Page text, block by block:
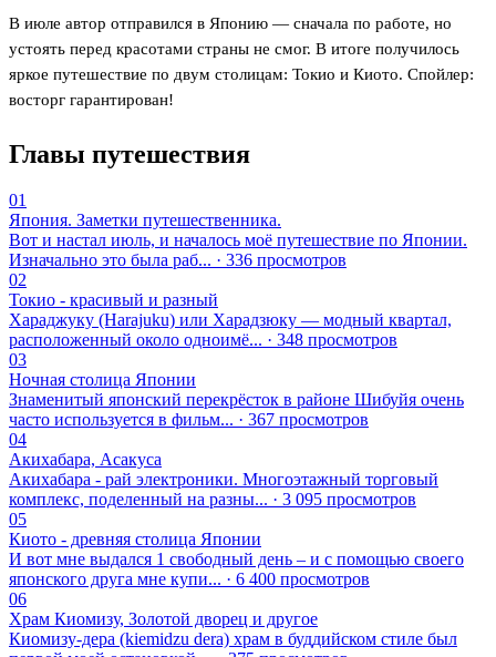
В июле автор отправился в Японию — сначала по работе, но
устоять перед красотами страны не смог. В итоге получилось
яркое путешествие по двум столицам: Токио и Киото. Спойлер:
восторг гарантирован!
Главы путешествия
01
Япония. Заметки путешественника.
Вот и настал июль, и началось моё путешествие по Японии.
Изначально это была раб... · 336 просмотров
02
Токио - красивый и разный
Хараджуку (Harajuku) или Харадзюку — модный квартал,
расположенный около одноимё... · 348 просмотров
03
Ночная столица Японии
Знаменитый японский перекрёсток в районе Шибуйя очень
часто используется в фильм... · 367 просмотров
04
Акихабара, Асакуса
Акихабара - рай электроники. Многоэтажный торговый
комплекс, поделенный на разны... · 3 095 просмотров
05
Киото - древняя столица Японии
И вот мне выдался 1 свободный день – и с помощью своего
японского друга мне купи... · 6 400 просмотров
06
Храм Киомизу, Золотой дворец и другое
Киомизу-дера (kiemidzu dera) храм в буддийском стиле был